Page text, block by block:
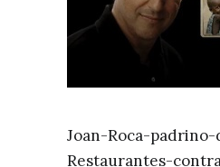
ÚNETE A LA NEWSLETTER
RECOMENDACIONES
Joan-Roca-
Restaurantes-